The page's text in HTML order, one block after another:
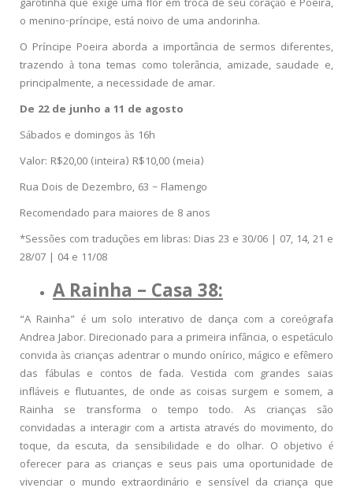
garotinha que exige uma flor em troca de seu coração e Poeira,
o menino-príncipe, está noivo de uma andorinha.
O Príncipe Poeira aborda a importância de sermos diferentes,
trazendo à tona temas como tolerância, amizade, saudade e,
principalmente, a necessidade de amar.
De 22 de junho a 11 de agosto
Sábados e domingos às 16h
Valor: R$20,00 (inteira) R$10,00 (meia)
Rua Dois de Dezembro, 63 – Flamengo
Recomendado para maiores de 8 anos
*Sessões com traduções em libras: Dias 23 e 30/06 | 07, 14, 21 e
28/07 | 04 e 11/08
A Rainha – Casa 38:
“A Rainha” é um solo interativo de dança com a coreógrafa
Andrea Jabor. Direcionado para a primeira infância, o espetáculo
convida às crianças adentrar o mundo onírico, mágico e efêmero
das fábulas e contos de fada. Vestida com grandes saias
infláveis e flutuantes, de onde as coisas surgem e somem, a
Rainha se transforma o tempo todo. As crianças são
convidadas a interagir com a artista através do movimento, do
toque, da escuta, da sensibilidade e do olhar. O objetivo é
oferecer para as crianças e seus pais uma oportunidade de
vivenciar o mundo extraordinário e sensível da criança que